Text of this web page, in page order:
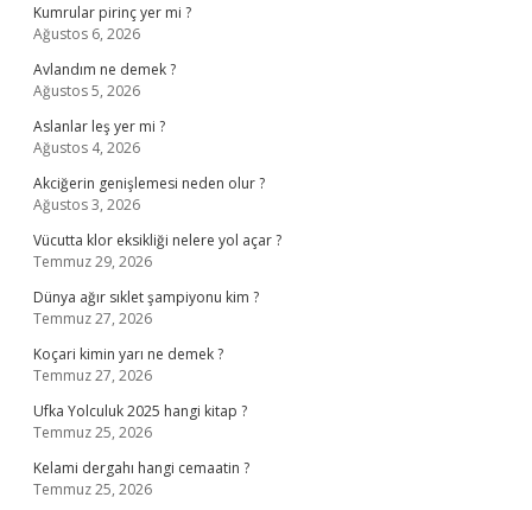
Kumrular pirinç yer mi ?
Ağustos 6, 2026
Avlandım ne demek ?
Ağustos 5, 2026
Aslanlar leş yer mi ?
Ağustos 4, 2026
Akciğerin genişlemesi neden olur ?
Ağustos 3, 2026
Vücutta klor eksikliği nelere yol açar ?
Temmuz 29, 2026
Dünya ağır sıklet şampiyonu kim ?
Temmuz 27, 2026
Koçari kimin yarı ne demek ?
Temmuz 27, 2026
Ufka Yolculuk 2025 hangi kitap ?
Temmuz 25, 2026
Kelami dergahı hangi cemaatin ?
Temmuz 25, 2026